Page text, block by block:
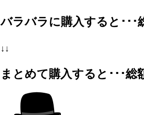
バラバラに購入すると･･･
↓↓
まとめて購入すると･･･総